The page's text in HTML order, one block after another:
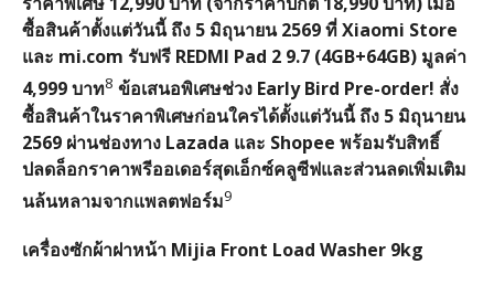
ซื้อสินค้าตั้งแต่วันนี้ ถึง 5 มิถุนายน 2569 ที่ Xiaomi Store
และ mi.com รับฟรี REDMI Pad 2 9.7 (4GB+64GB) มูลค่า
4,999 บาท8 ข้อเสนอพิเศษช่วง Early Bird Pre-order! สั่ง
ซื้อสินค้าในราคาพิเศษก่อนใครได้ตั้งแต่วันนี้ ถึง 5 มิถุนายน
2569 ผ่านช่องทาง Lazada และ Shopee พร้อมรับสิทธิ์
ปลดล็อกราคาพรีออเดอร์สุดเอ็กซ์คลูซีฟและส่วนลดเพิ่มเติม
นล้นหลามจากแพลตฟอร์ม9
เครื่องซักผ้าฝาหน้า Mijia Front Load Washer 9kg